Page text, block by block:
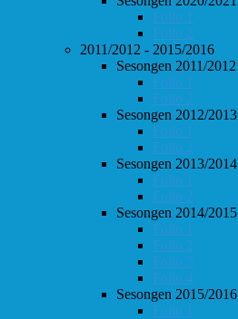
Follo 1
Follo 2
2011/2012 - 2015/2016
Sesongen 2011/2012
Follo 1
Follo 2
Sesongen 2012/2013
Follo 1
Follo 2
Sesongen 2013/2014
Follo 1
Follo 2
Sesongen 2014/2015
Follo 1
Follo 2
Follo 3
Follo 4
Sesongen 2015/2016
Follo 1